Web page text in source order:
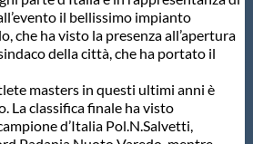
il bellissimo impianto
che ha visto la presenza all’apertura
della città, che ha portato il
masters in questi ultimi anni è
La classifica finale ha visto
d’Italia Pol.N.Salvetti,